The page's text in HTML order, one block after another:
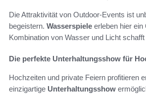
Die Attraktivität von Outdoor-Events ist
begeistern. Wasserspiele erleben hier
Kombination von Wasser und Licht
Die perfekte Unterhaltungsshow für
Hochzeiten und private Feiern profitieren
einzigartige Unterhaltungsshow